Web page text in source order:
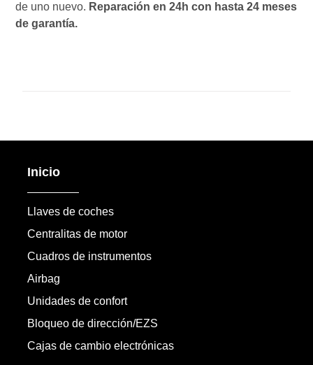
de uno nuevo. Reparación en 24h con hasta 24 meses
de garantía.
Inicio
Llaves de coches
Centralitas de motor
Cuadros de instrumentos
Airbag
Unidades de confort
Bloqueo de dirección/EZS
Cajas de cambio electrónicas